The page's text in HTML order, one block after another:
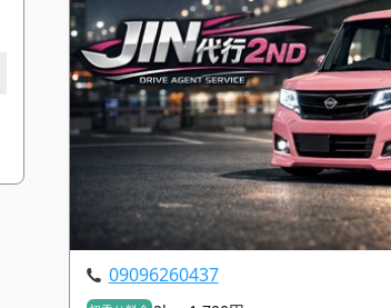
09096260437